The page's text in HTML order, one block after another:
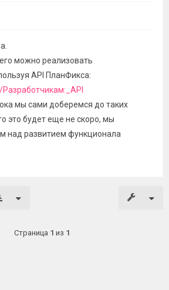
можно реализовать
API ПланФикса:
мы сами доберемся до таких
это будет еще не скоро, мы
над развитием функционала
Страница 1 из 1